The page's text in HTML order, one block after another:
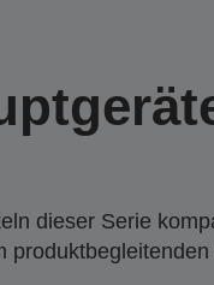
dieser Serie